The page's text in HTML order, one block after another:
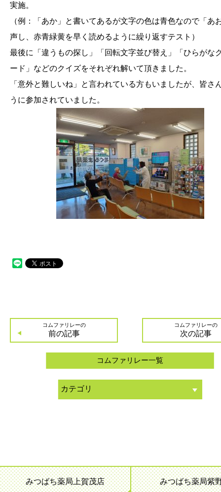
実施。
（例：「あか」と書いてあるが文字の色は青色なので「あ
声し、赤青緑黄を早く読めるように繰り返すテスト）
最後に「違うもの探し」「回転文字並び替え」「ひらがな
ード」などのクイズをそれぞれ解いて頂きました。
「意外と難しいね」と言われている方もいましたが、皆さ
うに参加されていました。
コムファリレーの
前の記事
コムファリレー一覧
コムファリレーの
次の記事
みつばち薬局上賀茂店 みつばち薬局紫